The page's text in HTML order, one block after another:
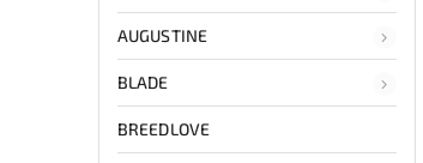
AUGUSTINE
BLADE
BREEDLOVE